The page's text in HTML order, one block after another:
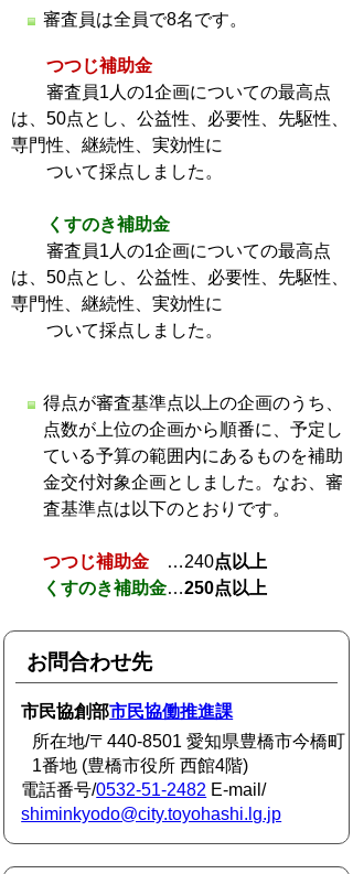
審査員は全員で8名です。
つつじ補助金
審査員1人の1企画についての最高点
は、50点とし、公益性、必要性、先駆性、
専門性、継続性、実効性に
ついて採点しました。
くすのき補助金
審査員1人の1企画についての最高点
は、50点とし、公益性、必要性、先駆性、
専門性、継続性、実効性に
ついて採点しました。
得点が審査基準点以上の企画のうち、
点数が上位の企画から順番に、予定し
ている予算の範囲内にあるものを補助
金交付対象企画としました。なお、審
査基準点は以下のとおりです。
つつじ補助金 …240点以上
くすのき補助金…250点以上
お問合わせ先
市民協創部市民協働推進課
所在地/〒440-8501 愛知県豊橋市今橋町
1番地 (豊橋市役所 西館4階)
電話番号/0532-51-2482 E-mail/
shiminkyodo@city.toyohashi.lg.jp